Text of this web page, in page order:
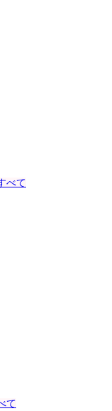
べて
て